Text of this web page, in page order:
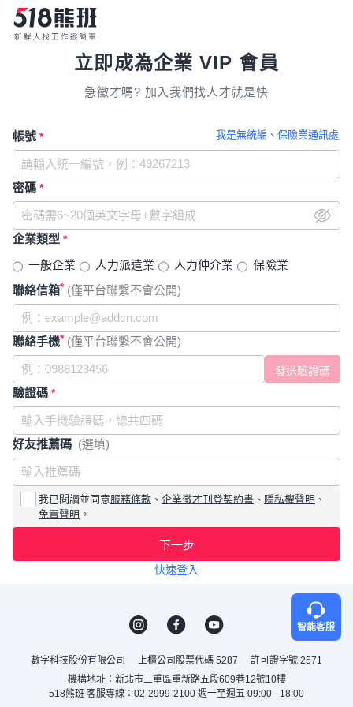
立即成為企業 VIP 會員
急徵才嗎? 加入我們找人才就是快
我是無統編、保險業通訊處
帳號 *
密碼 *
企業類型 *
一般企業 人力派遣業 人力仲介業
保險業
聯絡信箱* (僅平台聯繫不會公開)
聯絡手機* (僅平台聯繫不會公開)
驗證碼 *
好友推薦碼 (選填)
我已閱讀並同意服務條款 、 企業徵才刊登契約書 、 隱私權聲明 、
免責聲明 。
下一步
快速登入
智能客服
數字科技股份有限公司 上櫃公司股票代碼 5287
許可證字號 2571
機構地址：新北市三重區重新路五段609巷12號10樓
518熊班 客服專線：02-2999-2100 週一至週五 09:00 - 18:00